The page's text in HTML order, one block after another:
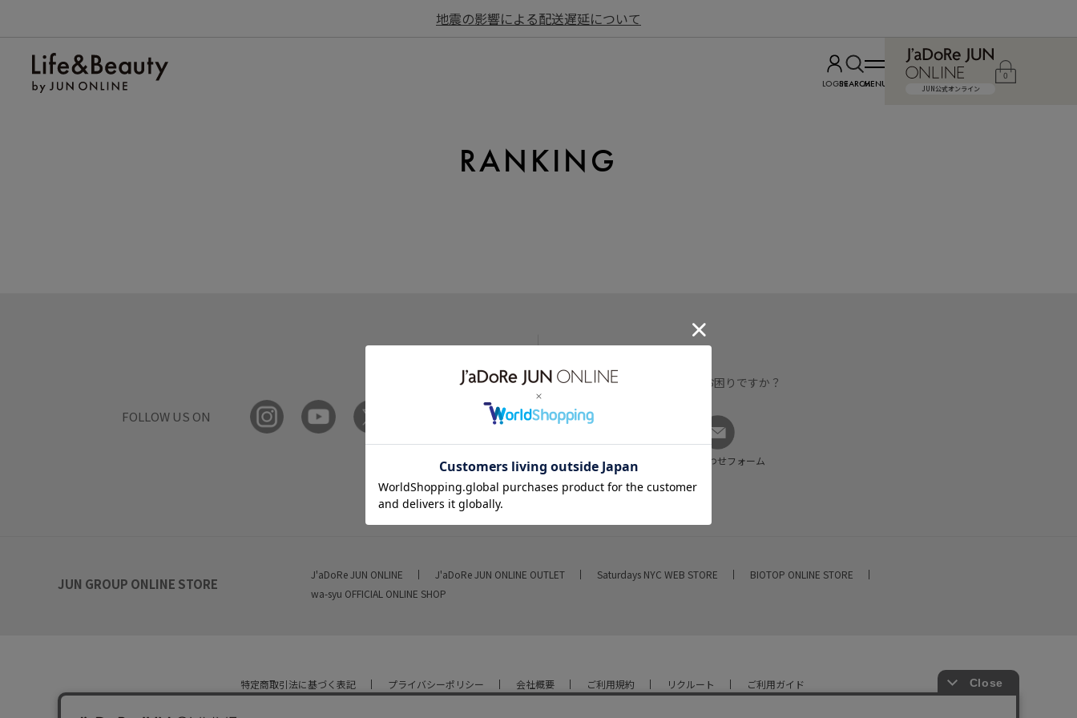
地震の影響による配送遅延について
LOGINSEARCHMENU JUN公式オンライン
0
RANKING
FOLLOW US ON
HELP 何かお困りですか？
お問い合わせフォーム
JUN GROUP ONLINE STORE
J'aDoRe JUN ONLINE J'aDoRe JUN ONLINE OUTLET Saturdays NYC WEB STORE
BIOTOP ONLINE STORE
wa-syu OFFICIAL ONLINE SHOP
特定商取引法に基づく表記 プライバシーポリシー 会社概要 ご利用規約 リクルート ご利用ガイド